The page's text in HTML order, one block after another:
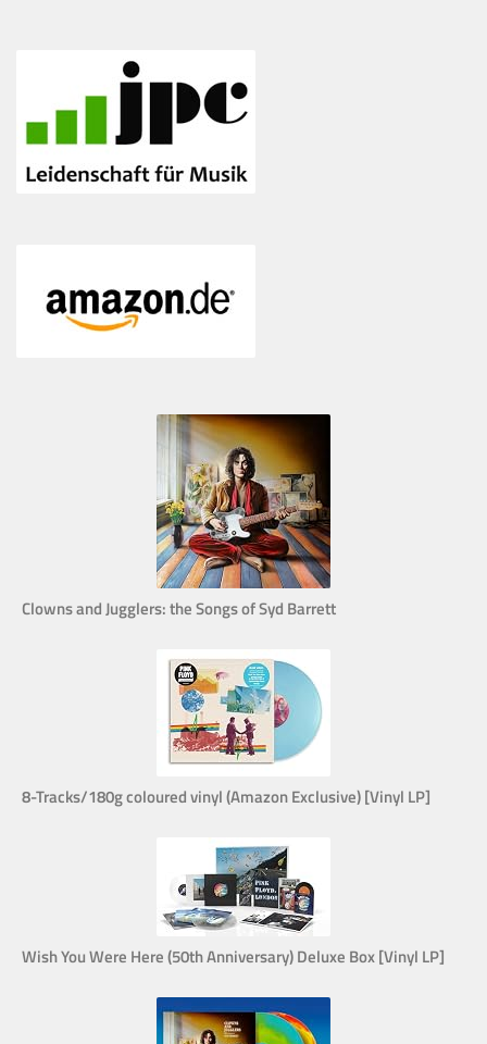
Clowns and Jugglers: the Songs of Syd Barrett
8-Tracks/180g coloured vinyl (Amazon Exclusive) [Vinyl LP]
Wish You Were Here (50th Anniversary) Deluxe Box [Vinyl LP]